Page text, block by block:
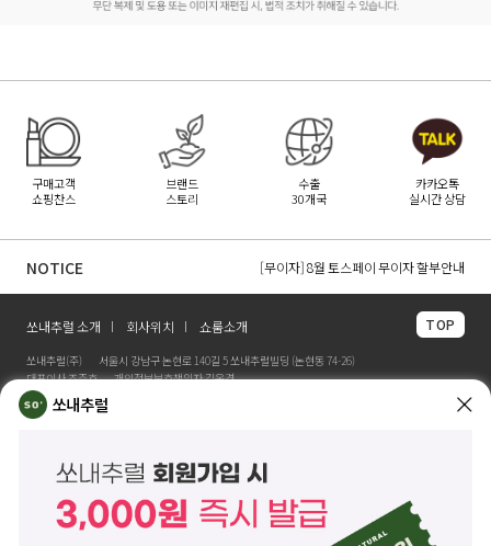
구매고객
쇼핑찬스
브랜드
스토리
수출
30개국
카카오톡
실시간 상담
NOTICE
[무이자] 8월 무이자 할부 카드 안내
[무이자] 8월 토스페이 무이자 할부안내
쏘내추럴 소개 회사위치 쇼룸소개 TOP
쏘내추럴(주)
서울시 강남구 논현로 140길 5 쏘내추럴빌딩 (논현동 74-26)
대표이사 조주호
개인정보보호책임자 김옥경
사업자등록번호 261-81-21889
제품/배송 문의
본사 고객센터 문의02-573-6769 (평일 10:00~18:00 / 점심시간 12:30~13:30)
해외 수출 문의
쏘내추럴